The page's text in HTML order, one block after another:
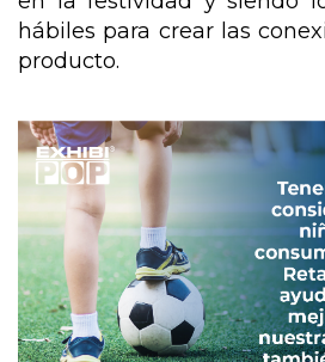
hábiles para crear las
producto.